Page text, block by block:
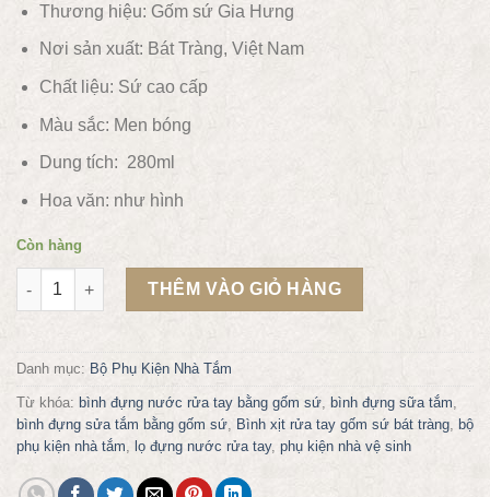
Thương hiệu: Gốm sứ Gia Hưng
Nơi sản xuất: Bát Tràng, Việt Nam
Chất liệu: Sứ cao cấp
Màu sắc: Men bóng
Dung tích: 280ml
Hoa văn: như hình
Còn hàng
Bình đựng sữa tắm dầu gội nước rửa tay bằng gốm NT12 số
THÊM VÀO GIỎ HÀNG
Danh mục: Bộ Phụ Kiện Nhà Tắm
Từ khóa: bình đựng nước rửa tay bằng gốm sứ, bình đựng sữa tắm,
bình đựng sửa tắm bằng gốm sứ, Bình xịt rửa tay gốm sứ bát tràng, bộ
phụ kiện nhà tắm, lọ đựng nước rửa tay, phụ kiện nhà vệ sinh